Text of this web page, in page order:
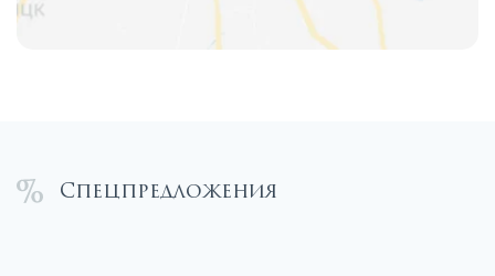
Спецпредложения